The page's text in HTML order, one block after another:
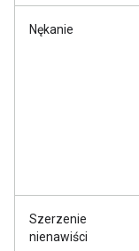
Nękanie
Szerzenie
nienawiści